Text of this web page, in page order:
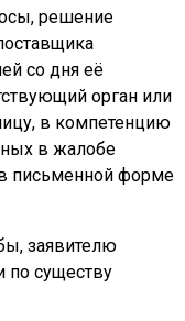
решение
со дня её
орган или
в компетенцию
в жалобе
письменной форме
заявителю
по существу